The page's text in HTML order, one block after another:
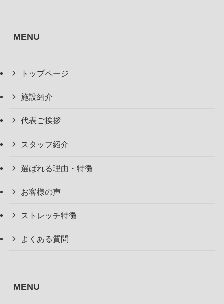
MENU
トップページ
施設紹介
代表ご挨拶
スタッフ紹介
選ばれる理由・特徴
お客様の声
ストレッチ特徴
よくある質問
MENU